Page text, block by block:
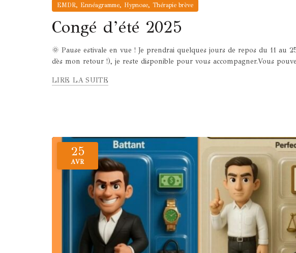
EMDR, Ennéagramme, Hypnose, Thérapie brève
Congé d’été 2025
🌞 Pause estivale en vue ! Je prendrai quelques jours de repos du 11 au
dès mon retour !), je reste disponible pour vous accompagner.Vous
LIRE LA SUITE
25
AVR